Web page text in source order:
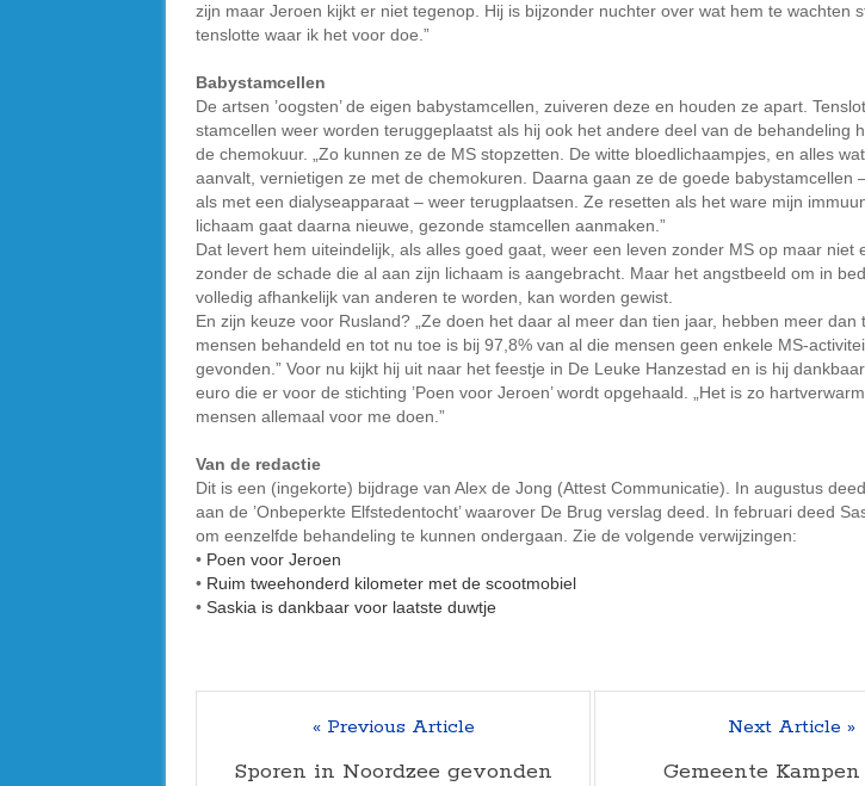
zijn maar Jeroen kijkt er niet tegenop. Hij is bijzonder nuchter over wat hem te wachten
tenslotte waar ik het voor doe.”
Babystamcellen
De artsen ’oogsten’ de eigen babystamcellen, zuiveren deze en houden ze apart.
stamcellen weer worden teruggeplaatst als hij ook het andere deel van de behandeling
de chemokuur. „Zo kunnen ze de MS stopzetten. De witte bloedlichaampjes, en alles
aanvalt, vernietigen ze met de chemokuren. Daarna gaan ze de goede babystamcellen
als met een dialyseapparaat – weer terugplaatsen. Ze resetten als het ware mijn
lichaam gaat daarna nieuwe, gezonde stamcellen aanmaken.”
Dat levert hem uiteindelijk, als alles goed gaat, weer een leven zonder MS op maar niet
zonder de schade die al aan zijn lichaam is aangebracht. Maar het angstbeeld om in
volledig afhankelijk van anderen te worden, kan worden gewist.
En zijn keuze voor Rusland? „Ze doen het daar al meer dan tien jaar, hebben meer dan
mensen behandeld en tot nu toe is bij 97,8% van al die mensen geen enkele MS-
gevonden.” Voor nu kijkt hij uit naar het feestje in De Leuke Hanzestad en is hij
euro die er voor de stichting ’Poen voor Jeroen’ wordt opgehaald. „Het is zo
mensen allemaal voor me doen.”
Van de redactie
Dit is een (ingekorte) bijdrage van Alex de Jong (Attest Communicatie). In augustus
aan de ’Onbeperkte Elfstedentocht’ waarover De Brug verslag deed. In februari deed
om eenzelfde behandeling te kunnen ondergaan. Zie de volgende verwijzingen:
• Poen voor Jeroen
• Ruim tweehonderd kilometer met de scootmobiel
• Saskia is dankbaar voor laatste duwtje
« Previous Article
Sporen in Noordzee gevonden
Next Article »
Gemeente